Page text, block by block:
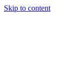
Skip to content